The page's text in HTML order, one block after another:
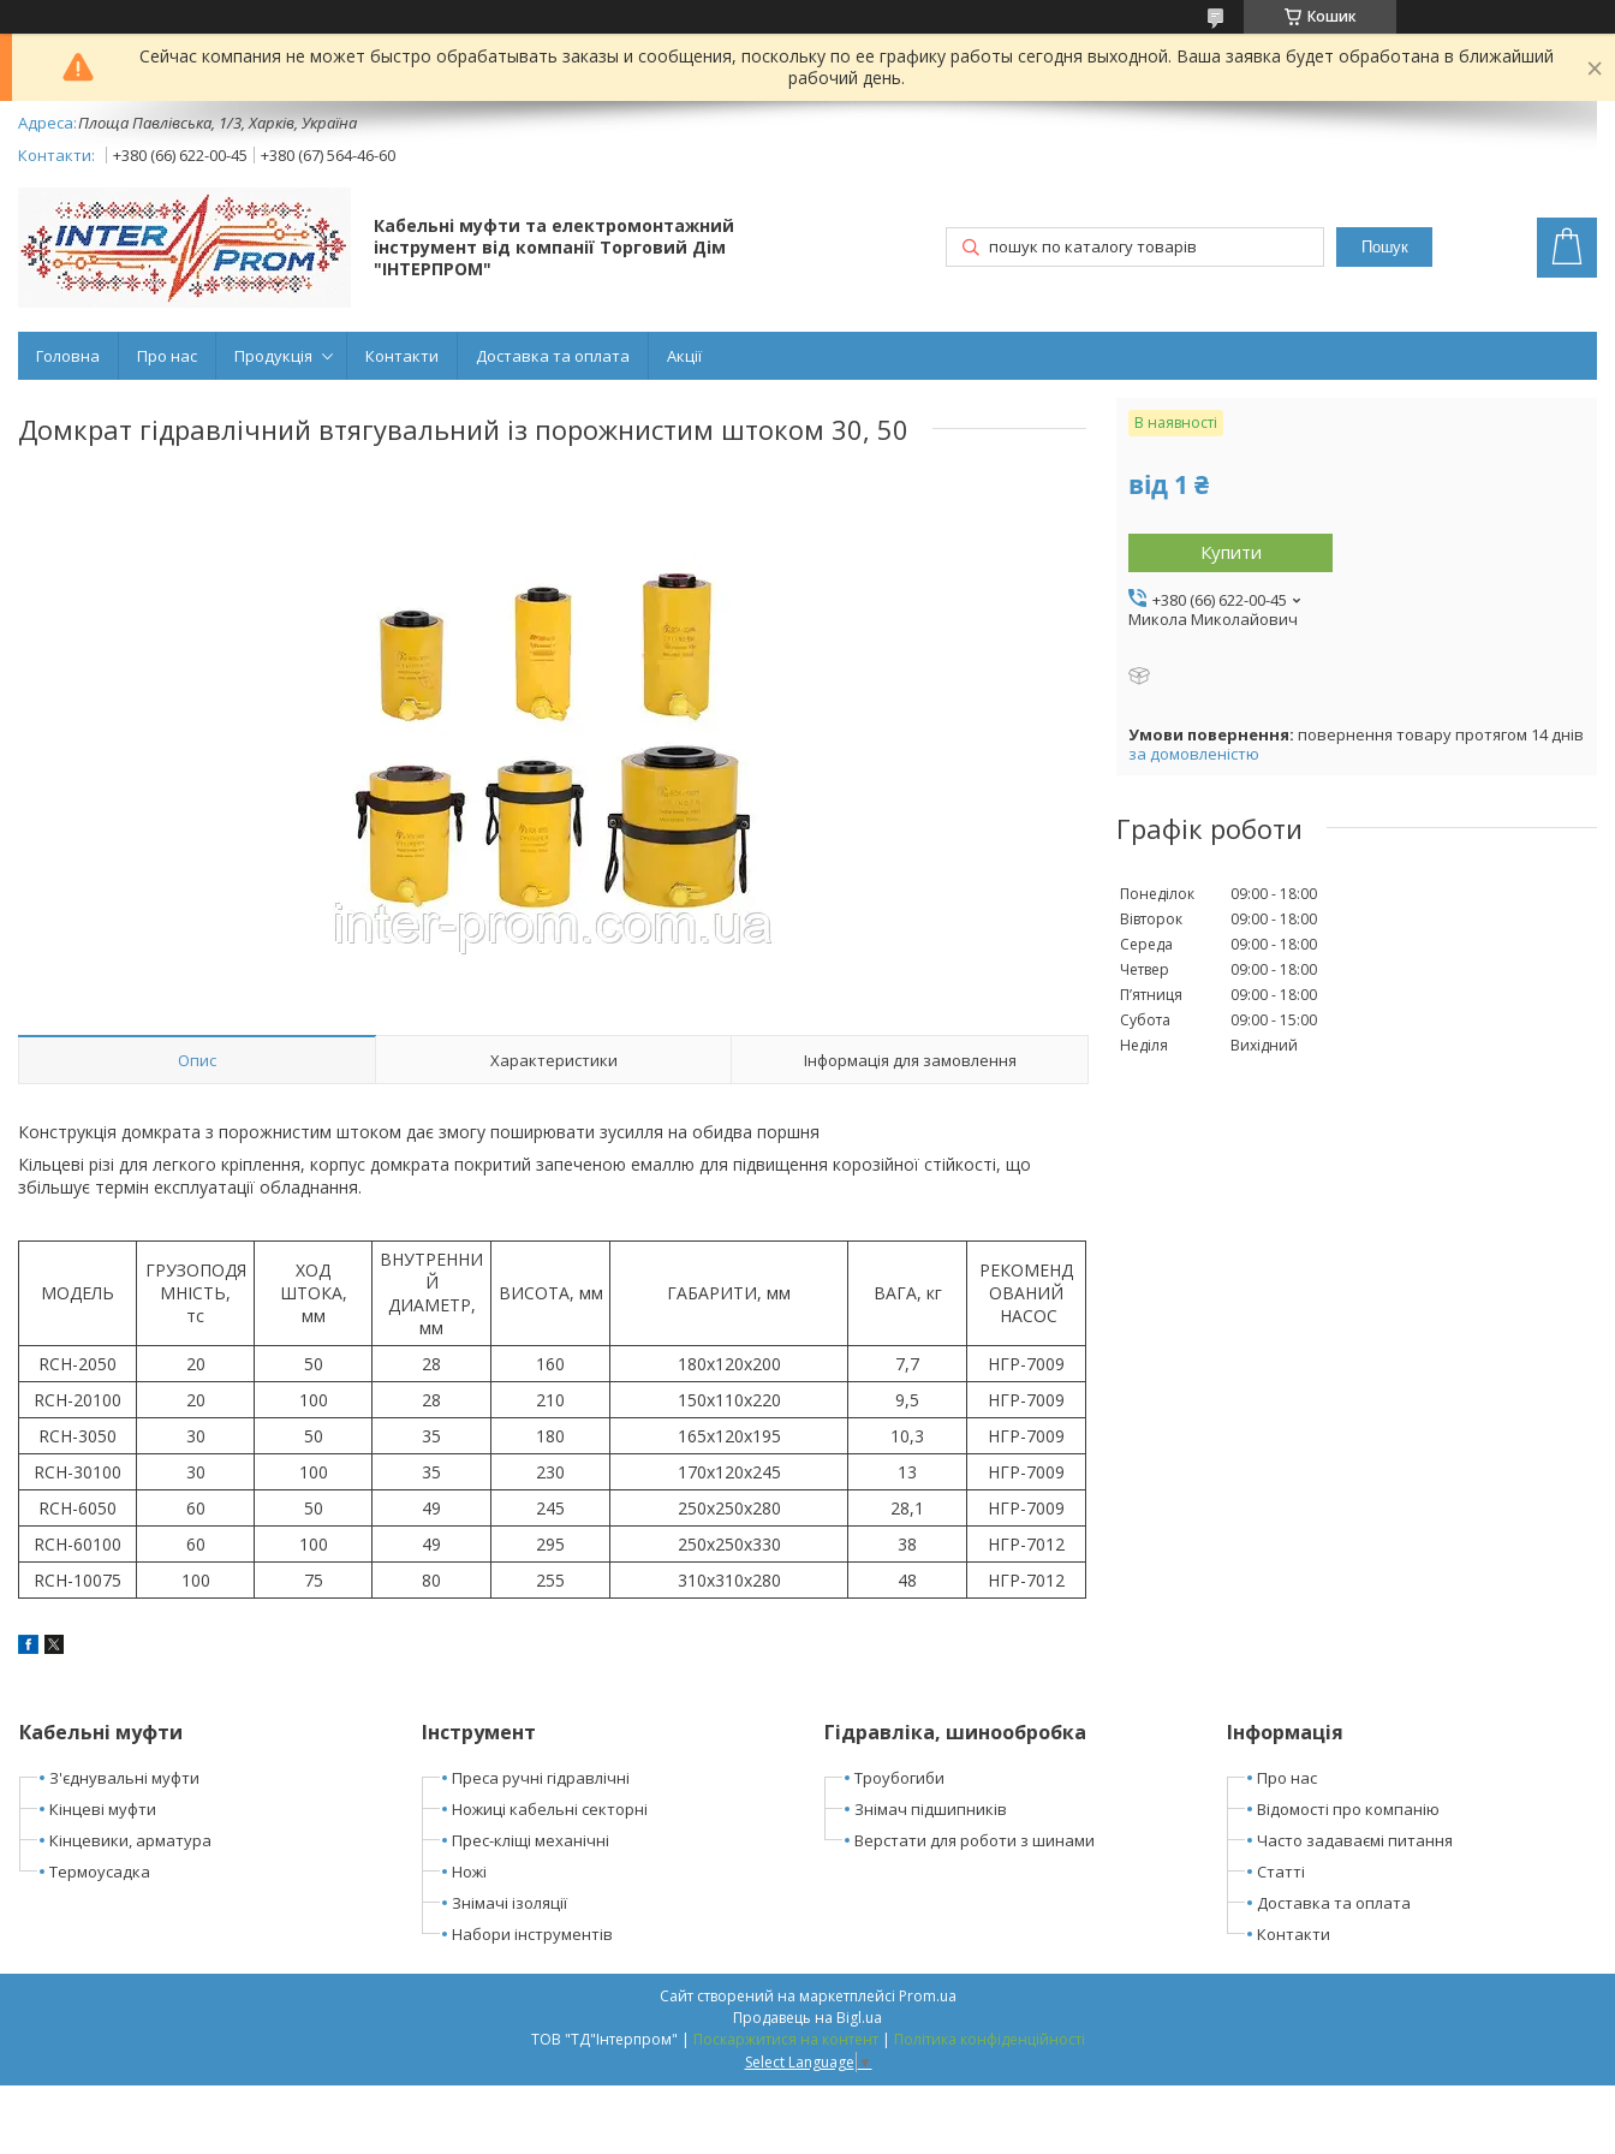
Кошик
Сейчас компания не может быстро обрабатывать заказы и сообщения, поскольку по ее графику работы сегодня выходной. Ваша заявка будет обработана в ближайший
рабочий день.
Площа Павлівська, 1/3, Харків, Україна
+380 (66) 622-00-45
+380 (67) 564-46-60
Кабельні муфти та електромонтажний
інструмент від компанії Торговий Дім
"ІНТЕРПРОМ"
Пошук
Головна Про нас Продукція Контакти Доставка та оплата Акції
Домкрат гідравлічний втягувальний із порожнистим штоком 30, 50
Опис Характеристики Інформація для замовлення
Конструкція домкрата з порожнистим штоком дає змогу поширювати зусилля на обидва поршня
Кільцеві різі для легкого кріплення, корпус домкрата покритий запеченою емаллю для підвищення корозійної стійкості, що
збільшує термін експлуатації обладнання.
МОДЕЛЬ
ГРУЗОПОДЯ
МНІСТЬ,
тс
ХОД
ШТОКА,
мм
ВНУТРЕННИ
Й
ДИАМЕТР,
мм
ВИСОТА, мм ГАБАРИТИ, мм ВАГА, кг
РЕКОМЕНД
ОВАНИЙ
НАСОС
RCH-2050 20 50 28 160 180х120х200 7,7
НГР-7009
RCH-20100
20 100 28 210 150х110х220 9,5
НГР-7009
RCH-3050
30 50 35 180 165х120х195 10,3
НГР-7009
RCH-30100
30 100 35 230 170х120х245 13
НГР-7009
RCH-6050
60 50 49 245 250х250х280 28,1
НГР-7009
RCH-60100
60 100 49 295 250х250х330 38
НГР-7012
RCH-10075
100 75 80 255 310х310х280 48 НГР-7012
В наявності
від 1 ₴
Купити
+380 (66) 622-00-45
Микола Миколайович
повернення товару протягом 14 днів
за домовленістю
Графік роботи
Понеділок 09:00
18:00
Вівторок
09:00
18:00
Середа
09:00
18:00
Четвер
09:00
18:00
Пʼятниця
09:00
18:00
Субота
09:00
15:00
Неділя
Вихідний
Кабельні муфти
З'єднувальні муфти
Кінцеві муфти
Кінцевики, арматура
Термоусадка
Інструмент
Преса ручні гідравлічні
Ножиці кабельні секторні
Прес-кліщі механічні
Ножі
Знімачі ізоляції
Набори інструментів
Гідравліка, шинообробка
Троубогиби
Знімач підшипників
Верстати для роботи з шинами
Інформація
Про нас
Відомості про компанію
Часто задаваємі питання
Статті
Доставка та оплата
Контакти
Сайт створений на маркетплейсі Prom.ua
Продавець на Bigl.ua
ТОВ "ТД"Інтерпром" | Поскаржитися на контент | Політика конфіденційності
Select Language ▼